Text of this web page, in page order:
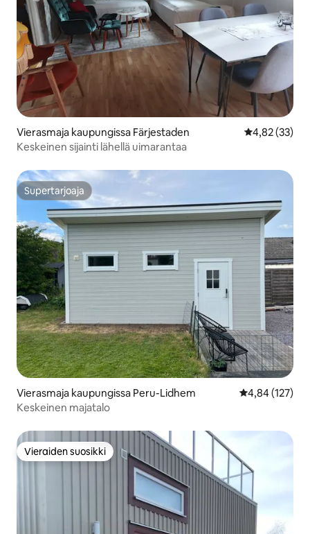
Vierasmaja kaupungissa Färjestaden
4,82 (33)
Keskeinen sijainti lähellä uimarantaa
Supertarjoaja
Supertarjoaja
Vierasmaja kaupungissa Peru-Lidhem
4,84 (127)
Keskeinen majatalo
Vieraiden suosikki
Vieraiden suosikki